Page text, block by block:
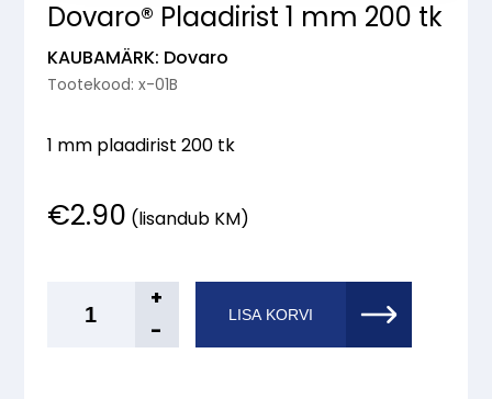
Dovaro® Plaadirist 1 mm 200 tk
KAUBAMÄRK: Dovaro
Tootekood: x-01B
1 mm plaadirist 200 tk
€2.90 (lisandub KM)
Plaadirist
+
-
LISA KORVI